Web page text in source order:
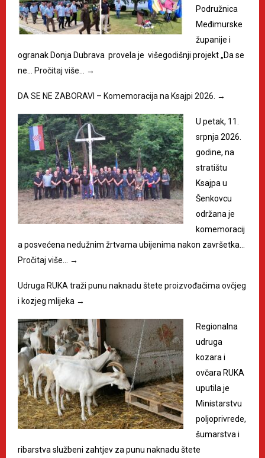
Podružnica
Međimurske
županije i
ogranak Donja Dubrava provela je višegodišnji projekt „Da se
ne…
Pročitaj više… →
DA SE NE ZABORAVI – Komemoracija na Ksajpi 2026. →
U petak, 11.
srpnja 2026.
godine, na
stratištu
Ksajpa u
Šenkovcu
održana je
komemoracij
a posvećena nedužnim žrtvama ubijenima nakon završetka…
Pročitaj više…
→
Udruga RUKA traži punu naknadu štete proizvođačima ovčjeg
i kozjeg mlijeka →
Regionalna
udruga
kozara i
ovčara RUKA
uputila je
Ministarstvu
poljoprivrede,
šumarstva i
ribarstva službeni zahtjev za punu naknadu štete